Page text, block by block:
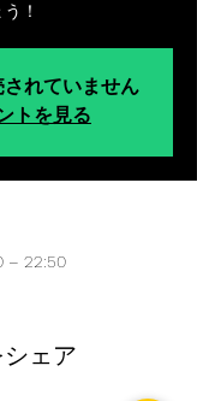
！
れていません
トを見る
– 22:50
ェア